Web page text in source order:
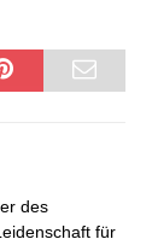
des
für